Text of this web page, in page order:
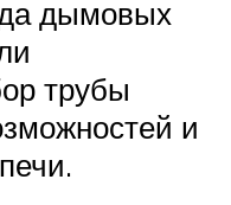
дымовых
трубы
и